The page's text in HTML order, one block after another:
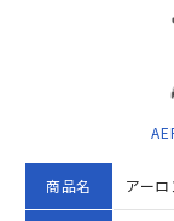
商品名